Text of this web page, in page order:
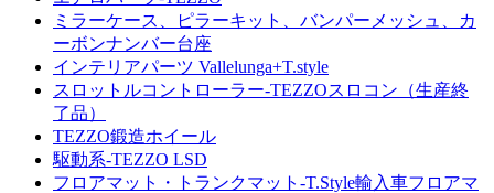
ミラーケース、ピラーキット、バンパーメッシュ、カ
ーボンナンバー台座
インテリアパーツ Vallelunga+T.style
スロットルコントローラー-TEZZOスロコン（生産終
了品）
TEZZO鍛造ホイール
駆動系-TEZZO LSD
フロアマット・トランクマット-T.Style輸入車フロアマ